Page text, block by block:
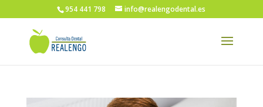
954 441 798 info@realengodental.es